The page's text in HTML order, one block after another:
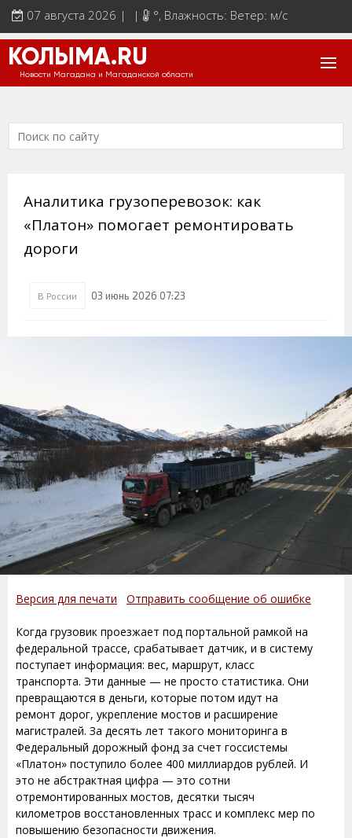
07 августа 2026 | | °, Влажность: Ветер: м/с
КОЛЫМА.RU
Новости Магадана и Магаданской области
Аналитика грузоперевозок: как
«Платон» помогает ремонтировать
дороги
В России 03 июнь 2026 07:23
Версия для печати Отправить сообщение об ошибке
Когда грузовик проезжает под портальной рамкой на
федеральной трассе, срабатывает датчик, и в систему
поступает информация: вес, маршрут, класс
транспорта. Эти данные — не просто статистика. Они
превращаются в деньги, которые потом идут на
ремонт дорог, укрепление мостов и расширение
магистралей. За десять лет такого мониторинга в
Федеральный дорожный фонд за счет госсистемы
«Платон» поступило более 400 миллиардов рублей. И
это не абстрактная цифра — это сотни
отремонтированных мостов, десятки тысяч
километров восстановленных трасс и комплекс мер по
повышению безопасности движения.